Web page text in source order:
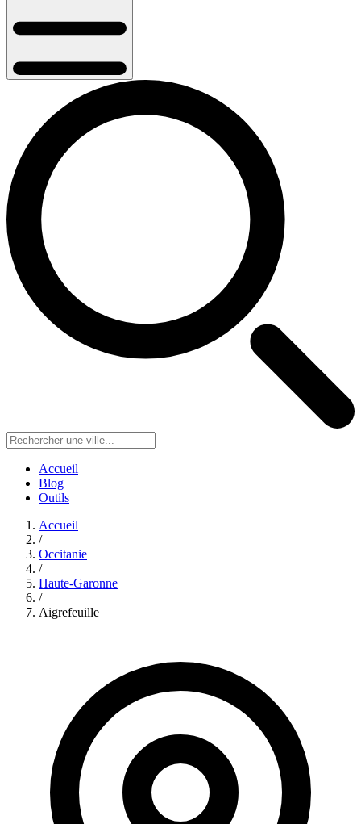
Accueil
Blog
Outils
Accueil
/
Occitanie
/
Haute-Garonne
/
Aigrefeuille